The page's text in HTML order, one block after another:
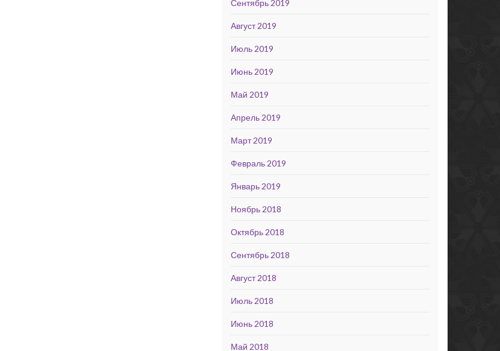
Сентябрь 2019
Август 2019
Июль 2019
Июнь 2019
Май 2019
Апрель 2019
Март 2019
Февраль 2019
Январь 2019
Ноябрь 2018
Октябрь 2018
Сентябрь 2018
Август 2018
Июль 2018
Июнь 2018
Май 2018